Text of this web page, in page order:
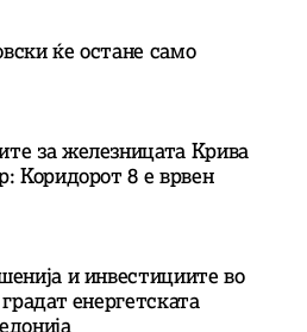
ќе остане само
за железницата Крива
Коридорот 8 е врвен
и инвестициите во
енергетската